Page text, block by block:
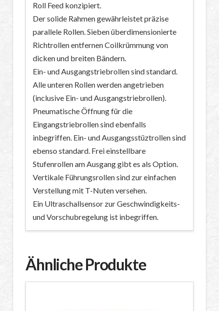
Roll Feed konzipiert.
Der solide Rahmen gewährleistet präzise
parallele Rollen. Sieben überdimensionierte
Richtrollen entfernen Coilkrümmung von
dicken und breiten Bändern.
Ein- und Ausgangstriebrollen sind standard.
Alle unteren Rollen werden angetrieben
(inclusive Ein- und Ausgangstriebrollen).
Pneumatische Öffnung für die
Eingangstriebrollen sind ebenfalls
inbegriffen. Ein- und Ausgangsstüztrollen sind
ebenso standard. Frei einstellbare
Stufenrollen am Ausgang gibt es als Option.
Vertikale Führungsrollen sind zur einfachen
Verstellung mit T-Nuten versehen.
Ein Ultraschallsensor zur Geschwindigkeits-
und Vorschubregelung ist inbegriffen.
Ähnliche Produkte